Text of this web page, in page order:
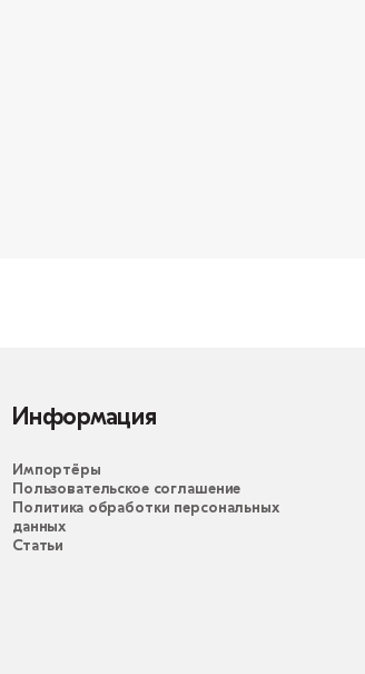
Информация
Импортёры
Пользовательское соглашение
Политика обработки персональных
данных
Статьи